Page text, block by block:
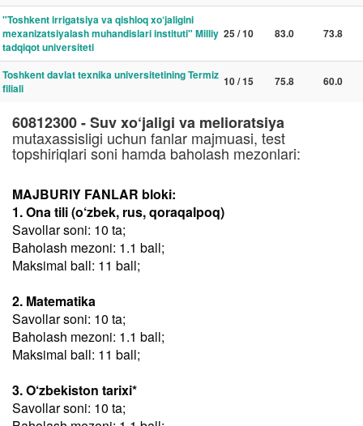
"Toshkent irrigatsiya va qishloq xo‘jaligini
mexanizatsiyalash muhandislari instituti" Milliy
tadqiqot universiteti
25 / 10 83.0 73.8
Toshkent davlat texnika universitetining Termiz
filiali
10 / 15 75.8 60.0
60812300 - Suv xo‘jaligi va melioratsiya
mutaxassisligi uchun fanlar majmuasi, test
topshiriqlari soni hamda baholash mezonlari:
MAJBURIY FANLAR bloki:
1. Ona tili (o‘zbek, rus, qoraqalpoq)
Savollar soni: 10 ta;
Baholash mezoni: 1.1 ball;
Maksimal ball: 11 ball;
2. Matematika
Savollar soni: 10 ta;
Baholash mezoni: 1.1 ball;
Maksimal ball: 11 ball;
3. O‘zbekiston tarixi*
Savollar soni: 10 ta;